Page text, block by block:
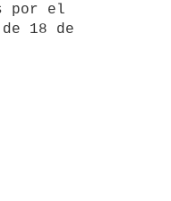
por el
18 de